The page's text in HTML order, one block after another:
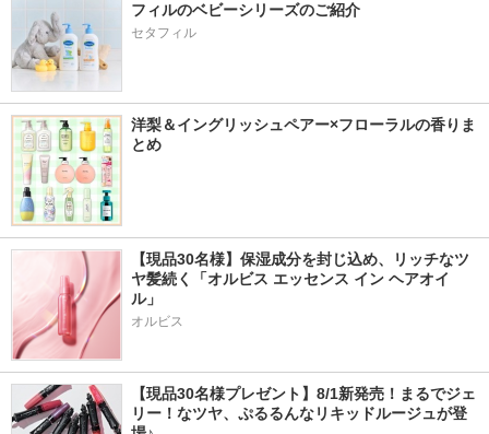
フィルのベビーシリーズのご紹介
セタフィル
洋梨＆イングリッシュペアー×フローラルの香りま
とめ
【現品30名様】保湿成分を封じ込め、リッチなツ
ヤ髪続く「オルビス エッセンス イン ヘアオイ
ル」
オルビス
【現品30名様プレゼント】8/1新発売！まるでジェ
リー！なツヤ、ぷるるんなリキッドルージュが登